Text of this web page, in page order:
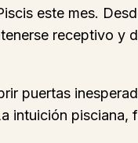
este mes.
receptivo
puertas
intuición